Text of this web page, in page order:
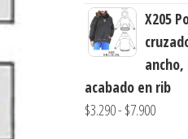
X205
acabado en rib
$3.290- $7.900Rango